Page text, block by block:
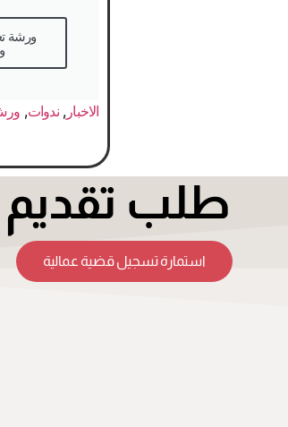
الاخبار ,ندوات,
طلب
استمارة تسجيل قضية عمالية